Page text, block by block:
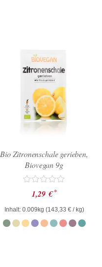
Bio Zitronenschale gerieben,
Biovegan 9g
Bewertet
mit
0
von
5
1,29 € *
Inhalt: 0.009kg (143,33 €/ kg)